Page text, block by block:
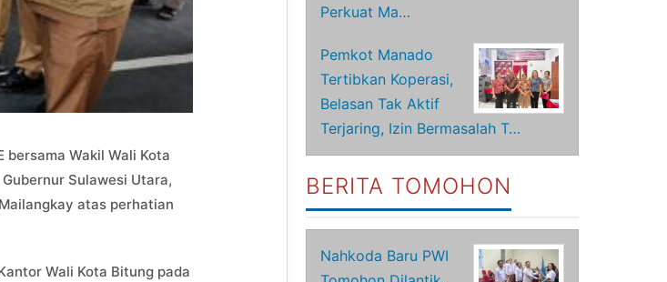
bersama Wakil Wali Kota
Sulawesi Utara,
atas perhatian
Wali Kota Bitung pada
Perkuat Ma…
Pemkot Manado
Tertibkan Koperasi,
Belasan Tak Aktif
Terjaring, Izin Bermasalah T…
BERITA TOMOHON
Nahkoda Baru PWI